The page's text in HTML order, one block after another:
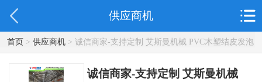
供应商机
首页> 供应商机> 诚信商家-支持定制 艾斯曼机械 PVC木塑结皮发泡
板生产线
诚信商家-支持定制 艾斯曼机械